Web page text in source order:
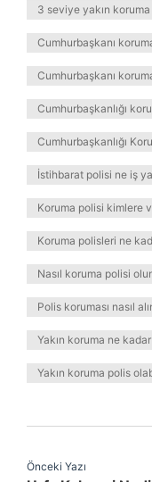
3 seviye yakın
Cumhurbaşkanı
Cumhurbaşkanı
Cumhurbaşkanlığı
Cumhurbaşkanlığı
İstihbarat polisi ne iş
Koruma polisi kimlere
Koruma polisleri ne
Nasıl koruma polisi
Polis koruması nasıl
Yakın koruma ne
Yakın koruma polis
Önceki Yazı